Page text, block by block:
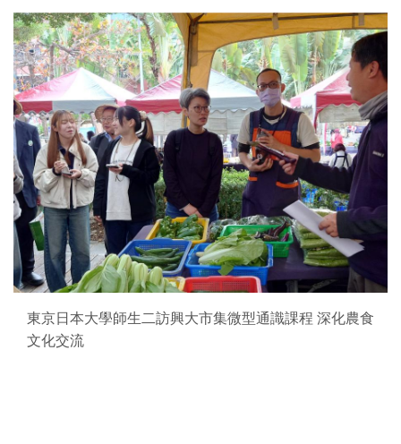
東京日本大學師生二訪興大市集微型通識課程 深化農食
文化交流